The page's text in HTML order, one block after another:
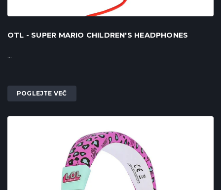
OTL - SUPER MARIO CHILDREN'S HEADPHONES
...
POGLEJTE VEČ